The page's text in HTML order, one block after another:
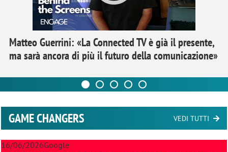
Matteo Guerrini: «La Connected TV è già il presente,
ma sarà ancora di più il futuro della comunicazione»
GAME CHANGERS VEDI TUTTI
16/06/2026Google